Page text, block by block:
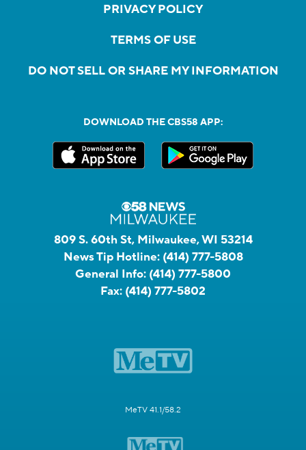
PRIVACY POLICY
TERMS OF USE
DO NOT SELL OR SHARE MY INFORMATION
DOWNLOAD THE CBS58 APP:
809 S. 60th St, Milwaukee, WI 53214
News Tip Hotline: (414) 777-5808
General Info: (414) 777-5800
Fax: (414) 777-5802
MeTV 41.1/58.2